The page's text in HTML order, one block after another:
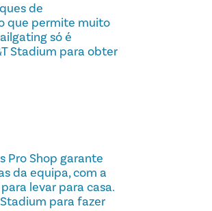
de
que permite muito
só é
Stadium para obter
Pro Shop garante
da equipa, com a
levar para casa.
para fazer